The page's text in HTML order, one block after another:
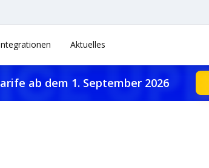
Aktuelles
ab dem 1. September 2026